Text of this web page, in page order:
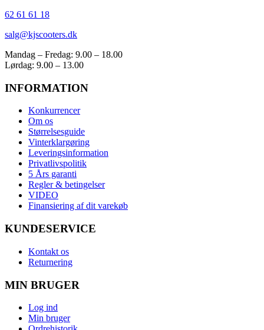
62 61 61 18
salg@kjscooters.dk
Mandag – Fredag: 9.00 – 18.00
Lørdag: 9.00 – 13.00
INFORMATION
Konkurrencer
Om os
Størrelsesguide
Vinterklargøring
Leveringsinformation
Privatlivspolitik
5 Års garanti
Regler & betingelser
VIDEO
Finansiering af dit varekøb
KUNDESERVICE
Kontakt os
Returnering
MIN BRUGER
Log ind
Min bruger